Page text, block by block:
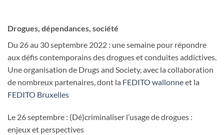
Drogues, dépendances, société
Du 26 au 30 septembre 2022 : une semaine pour répondre
aux défis contemporains des drogues et conduites addictives.
Une organisation de Drugs and Society, avec la collaboration
de nombreux partenaires, dont la FEDITO wallonneet la
FEDITO Bruxelles
Le 26 septembre : (Dé)criminaliser l’usage de drogues :
enjeux et perspectives